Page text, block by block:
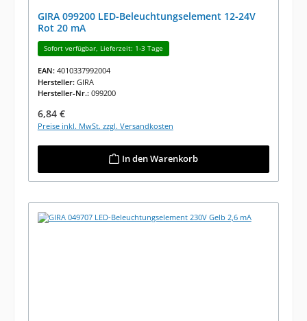
GIRA 099200 LED-Beleuchtungselement 12-24V
Rot 20 mA
Sofort verfügbar, Lieferzeit: 1-3 Tage
EAN: 4010337992004
Hersteller: GIRA
Hersteller-Nr.: 099200
Regulärer Preis:
6,84 €
Preise inkl. MwSt. zzgl. Versandkosten
In den Warenkorb